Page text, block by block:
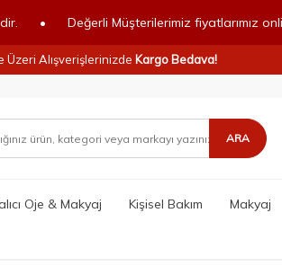
Değerli Müşterilerimiz fiyatlarımız online
Üzeri Alışverişlerinizde Kargo Bedava!
ARA
Oje & Makyaj Kişisel Bakım Makyaj